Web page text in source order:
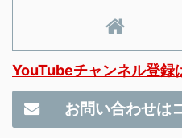
YouTubeチャンネル登録
お問い合わせは